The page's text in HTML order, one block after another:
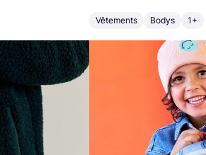
Vêtements Bodys 1+